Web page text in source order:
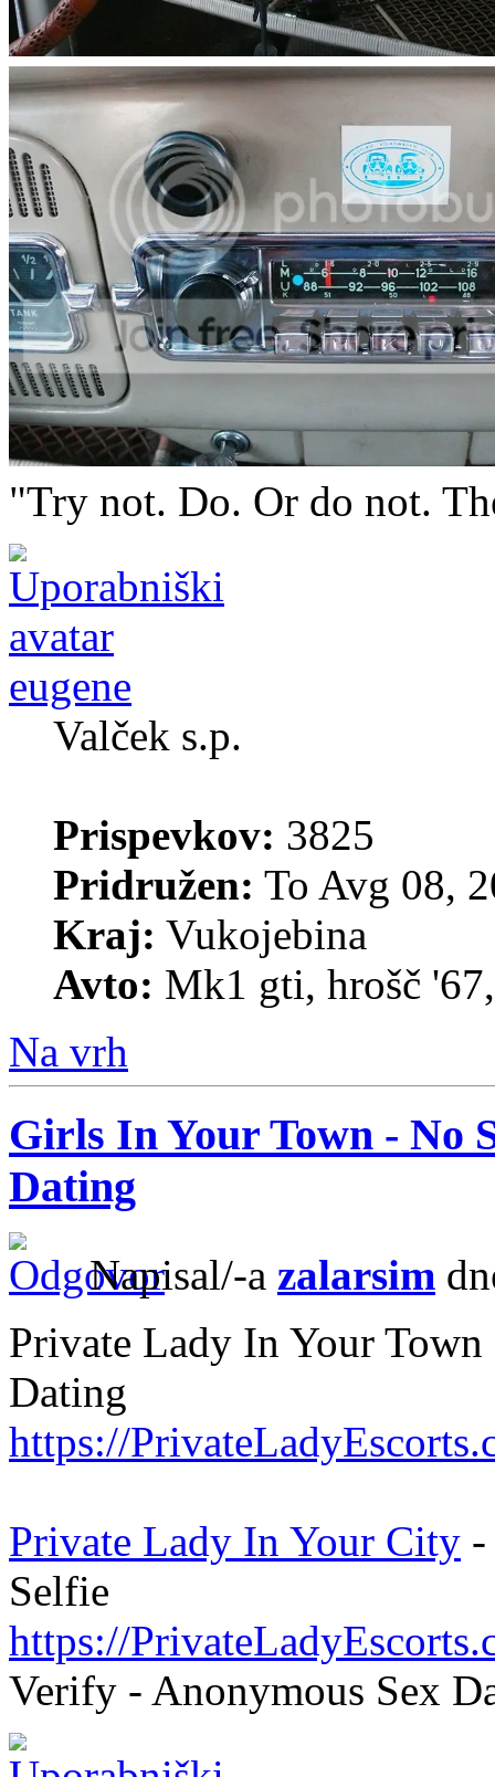
"Try not. Do. Or do not.
eugene
Valček s.p.
Prispevkov: 3825
Pridružen: To Avg 08,
Kraj: Vukojebina
Avto: Mk1 gti, hrošč
Na vrh
Girls In Your Town - No
Dating
Napisal/-a zalarsim
Private Lady In Your
Dating
https://
Private Lady In Your City -
Selfie
https://
Verify - Anonymous Sex